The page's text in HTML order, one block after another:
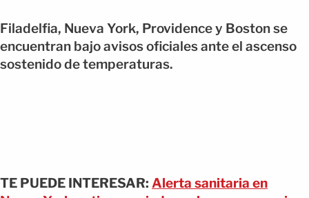
Filadelfia, Nueva York, Providence y Boston se
encuentran bajo avisos oficiales ante el ascenso
sostenido de temperaturas.
TE PUEDE INTERESAR: Alerta sanitaria en